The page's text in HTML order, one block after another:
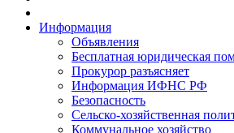
Информация
Объявления
Бесплатная юридическая
Прокурор разъясняет
Информация ИФНС РФ
Безопасность
Сельско-хозяйственная
Коммунальное хозяйство